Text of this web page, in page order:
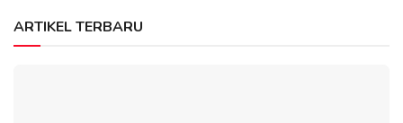
ARTIKEL TERBARU